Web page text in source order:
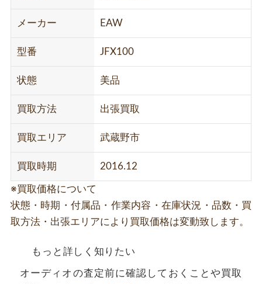
メーカー EAW
型番 JFX100
状態 美品
買取方法 出張買取
買取エリア 武蔵野市
買取時期 2016.12
※買取価格について
状態・時期・付属品・作業内容・在庫状況・品数・買
取方法・出張エリアにより買取価格は変動致します。
もっと詳しく知りたい
オーディオの査定前に確認しておくことや買取